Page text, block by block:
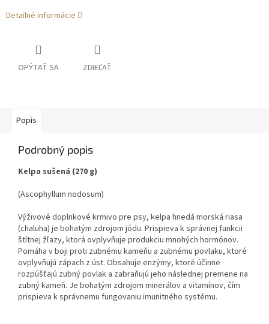
Detailné informácie
OPÝTAŤ SA ZDIEĽAŤ
Popis
Podrobný popis
Kelpa sušená (270 g)
(Ascophyllum nodosum)
Výživové doplnkové krmivo pre psy, kelpa hnedá morská riasa
(chaluha) je bohatým zdrojom jódu. Prispieva k správnej funkcii
štítnej žľazy, ktorá ovplyvňuje produkciu mnohých hormónov.
Pomáha v boji proti zubnému kameňu a zubnému povlaku, ktoré
ovplyvňujú zápach z úst. Obsahuje enzýmy, ktoré účinne
rozpúšťajú zubný povlak a zabraňujú jeho následnej premene na
zubný kameň. Je bohatým zdrojom minerálov a vitamínov, čím
prispieva k správnemu fungovaniu imunitného systému.